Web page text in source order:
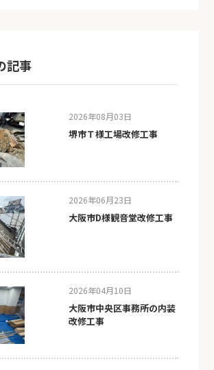
記事
2026年08月03日
堺市Ｔ様工場改修工事
2026年06月23日
大阪市D様観音堂改修工事
2026年04月10日
大阪市中央区事務所の内装
改修工事